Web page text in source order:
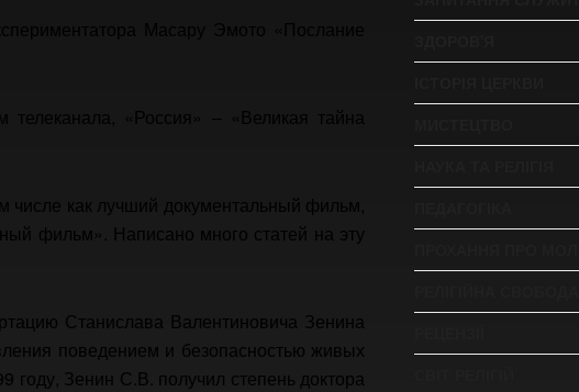
как лучший документальный фильм,
фильм». Написано много статей на эту
Станислава Валентиновича Зенина
поведением и безопасностью живых
году, Зенин С.В. получил степень доктора